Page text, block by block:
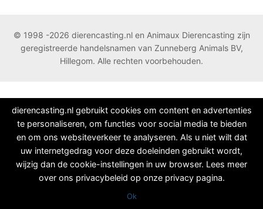
© 1998 -2026 dierencasting.nl en Animaux Dierencasting zijn
geregistreerde handelsnamen van Zunneberg Animals BV,
Hillegom. Alle rechten voorbehouden.
dierencasting.nl gebruikt cookies om content en advertenties
te personaliseren, om functies voor social media te bieden
en om ons websiteverkeer te analyseren. Als u niet wilt dat
uw internetgedrag voor deze doeleinden gebruikt wordt,
wijzig dan de cookie-instellingen in uw browser. Lees meer
over ons privacybeleid op onze privacy pagina.
Ok